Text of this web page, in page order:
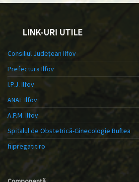
LINK-URI UTILE
Consiliul Județean Ilfov
Prefectura Ilfov
I.P.J. Ilfov
ANAF Ilfov
A.P.M. Ilfov
Spitalul de Obstetrică-Ginecologie Buftea
fiipregatit.ro